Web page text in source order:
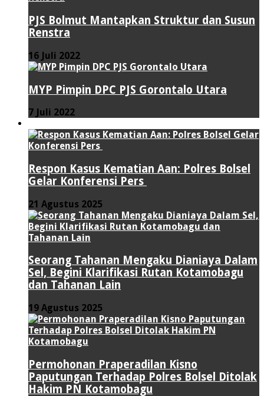
PJS Bolmut Mantapkan Struktur dan Susun
Renstra
16 Juli 2022
MYP Pimpin DPC PJS Gorontalo Utara
7 Juli 2022
Respon Kasus Kematian Aan: Polres Bolsel
Gelar Konferensi Pers
21 Agustus 2025
Seorang Tahanan Mengaku Dianiaya Dalam
Sel, Begini Klarifikasi Rutan Kotamobagu
dan Tahanan Lain
19 Agustus 2025
Permohonan Praperadilan Kisno
Paputungan Terhadap Polres Bolsel Ditolak
Hakim PN Kotamobagu